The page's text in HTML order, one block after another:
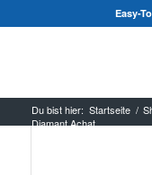
Easy-
Du bist hier: Startseite /
Diamant Achat